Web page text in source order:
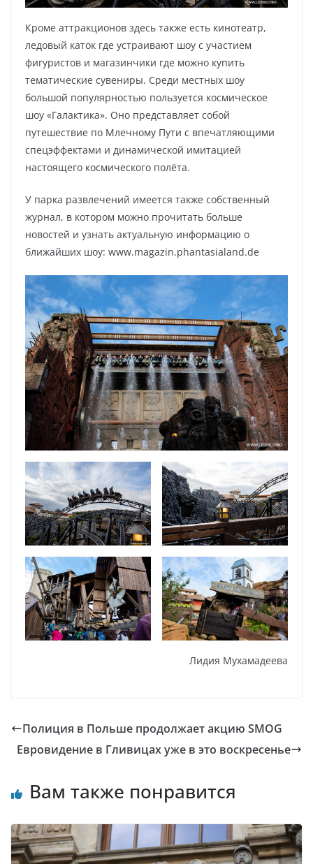
Кроме аттракционов здесь также есть кинотеатр,
ледовый каток где устраивают шоу с участием
фигуристов и магазинчики где можно купить
тематические сувениры. Среди местных шоу
большой популярностью пользуется космическое
шоу «Галактика». Оно представляет собой
путешествие по Млечному Пути с впечатляющими
спецэффектами и динамической имитацией
настоящего космического полёта.
У парка развлечений имеется также собственный
журнал, в котором можно прочитать больше
новостей и узнать актуальную информацию о
ближайших шоу: www.magazin.phantasialand.de
Лидия Мухамадеева
Полиция в Польше продолжает акцию SMOG
Евровидение в Гливицах уже в это воскресенье
Вам также понравится